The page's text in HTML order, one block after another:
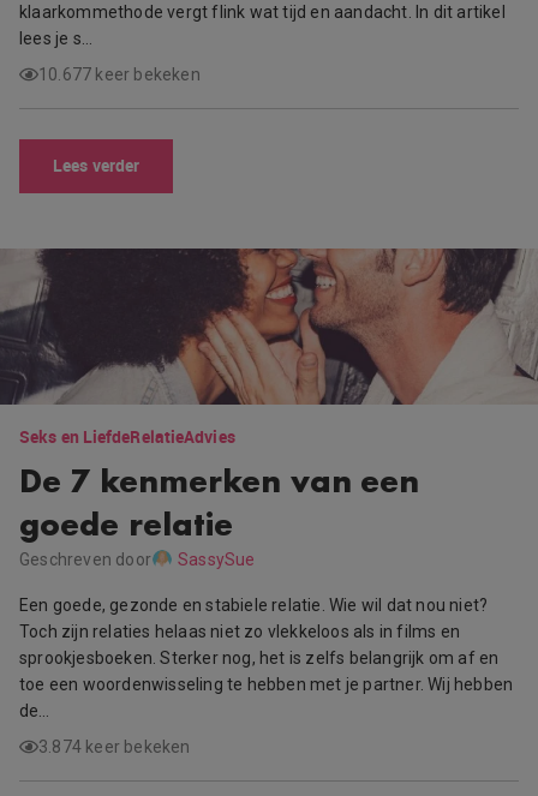
klaarkommethode vergt flink wat tijd en aandacht. In dit artikel
lees je s…
10.677 keer bekeken
Lees verder
Seks en LiefdeRelatieAdvies
De 7 kenmerken van een
goede relatie
Geschreven door SassySue
Een goede, gezonde en stabiele relatie. Wie wil dat nou niet?
Toch zijn relaties helaas niet zo vlekkeloos als in films en
sprookjesboeken. Sterker nog, het is zelfs belangrijk om af en
toe een woordenwisseling te hebben met je partner. Wij hebben
de…
3.874 keer bekeken